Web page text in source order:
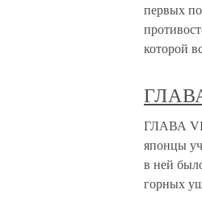
первых
которой
ГЛАВА VI
японцы
в ней
горных